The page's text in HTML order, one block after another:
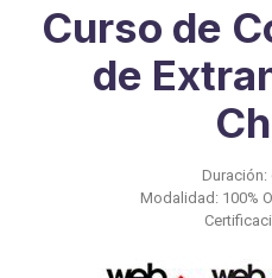
Curso de
de
Duración:
Modalidad: 100%